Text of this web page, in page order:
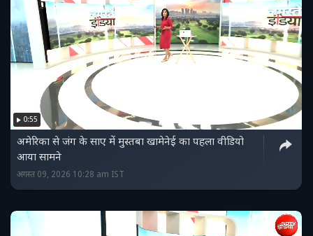
0:55
अमेरिका से जंग के साए में मुस्तबा खामेनेई का पहला वीडियो
आया सामने
अगस्त 09, 2026 10:28 am IST